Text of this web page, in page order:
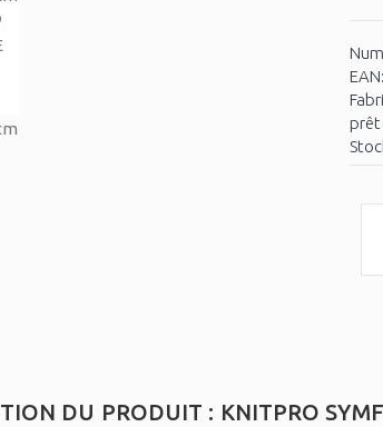
prêt
DU PRODUIT : KNITPRO